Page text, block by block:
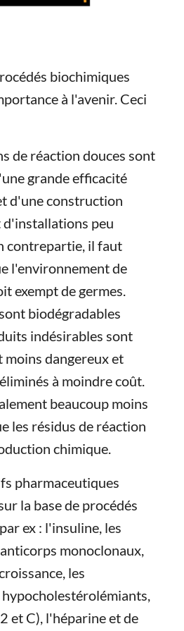
biochimiques
à l'avenir. Ceci
de réaction douces sont
grande efficacité
d'une construction
peu
contrepartie, il faut
l'environnement de
exempt de germes.
biodégradables
indésirables sont
moins dangereux et
à moindre coût.
beaucoup moins
les résidus de réaction
chimique.
pharmaceutiques
la base de procédés
ex : l'insuline, les
monoclonaux,
les
et C), l'héparine et de